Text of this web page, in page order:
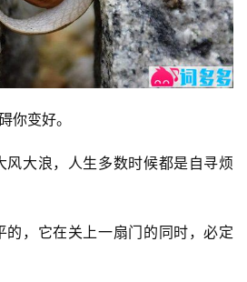
你变好。
风大浪，人生多数时候都是自寻烦
的，它在关上一扇门的同时，必定